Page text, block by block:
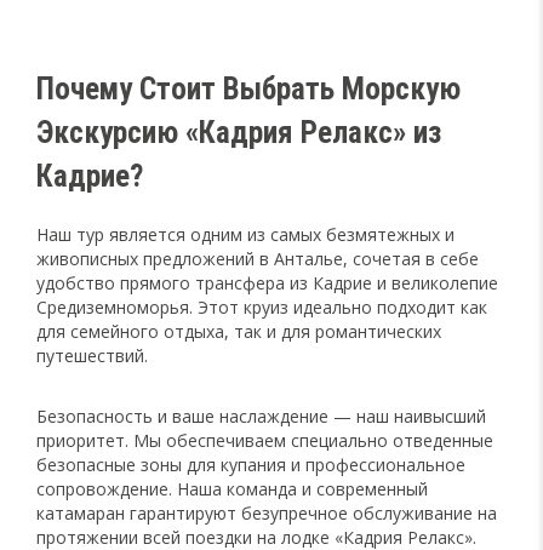
Почему Стоит Выбрать Морскую
Экскурсию «Кадрия Релакс» из
Кадрие?
Наш тур является одним из самых безмятежных и
живописных предложений в Анталье, сочетая в себе
удобство прямого трансфера из Кадрие и великолепие
Средиземноморья. Этот круиз идеально подходит как
для семейного отдыха, так и для романтических
путешествий.
Безопасность и ваше наслаждение — наш наивысший
приоритет. Мы обеспечиваем специально отведенные
безопасные зоны для купания и профессиональное
сопровождение. Наша команда и современный
катамаран гарантируют безупречное обслуживание на
протяжении всей поездки на лодке «Кадрия Релакс».